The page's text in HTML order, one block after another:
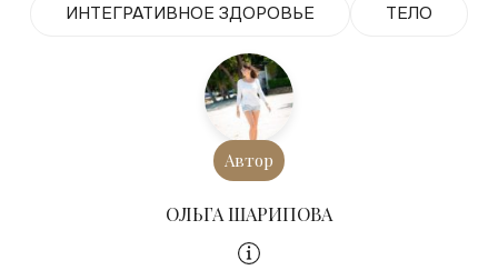
ИНТЕГРАТИВНОЕ ЗДОРОВЬЕ ТЕЛО
Автор
ОЛЬГА ШАРИПОВА